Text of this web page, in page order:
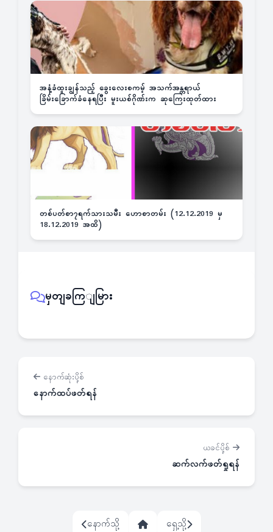
အနံ့ခံထူးချွန်သည့် ခွေးလေးစကမ့် အသက်အန္တရာယ်
ခြိမ်းခြောက်ခံနေရပြီး မူးယစ်ဂိုဏ်းက ဆုကြေးထုတ်ထား
တစ်ပတ်စာ၇ရက်သားသမီး ဟောစာတမ်း (12.12.2019 မှ
18.12.2019 အထိ)
မှတျခကြျမြား
နောက်ဆုံးပို့စ်
နောက်ထပ်ဖတ်ရန်
ယခင်ပို့စ်
ဆက်လက်ဖတ်ရှုရန်
နောက်သို့ ရှေ့သို့